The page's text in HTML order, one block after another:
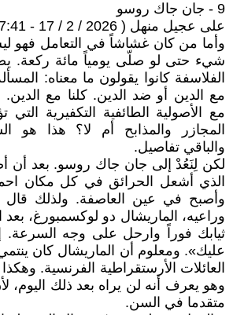
9 - جان جاك روسو
على عجيل منهل ( 2026 / 2 / 17 - 17:41 )
وأما من كان غشاشاً في التعامل فهو
شيء حتى لو صلّى يومياً مائة ركعة.
الفلاسفة كانوا يقولون ما معناه:
مع الدين أو ضد الدين. كلنا مع
مع الأصولية الطائفية التكفيرية
المجازر والمذابح أم لا؟ هذا هو
والباقي تفاصيل.
لكن لِنَعُدْ إلى جان جاك روسو. بعد أن
الذي أشعل الحرائق في كل مكان
وأصبح في عين العاصفة. ولذلك قال
وراعيه، الماريشال دو لوكسمبورغ، بعد
ثيابك فوراً وارحل على وجه السرعة.
عليك». ومعلوم أن الماريشال كان
العائلات الأرستقراطية الفرنسية.
وهو يعرف أنه لن يراه بعد ذلك اليوم،
متقدما في السن.